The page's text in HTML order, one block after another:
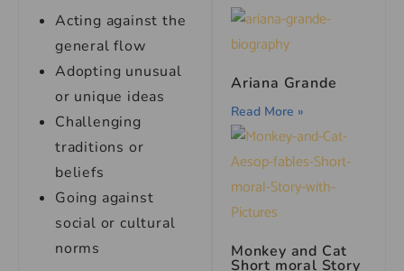
Acting against the
general flow
Adopting unusual
or unique ideas
Challenging
traditions or
beliefs
Going against
social or cultural
norms
Ariana Grande
Read More »
Monkey and Cat
Short moral Story